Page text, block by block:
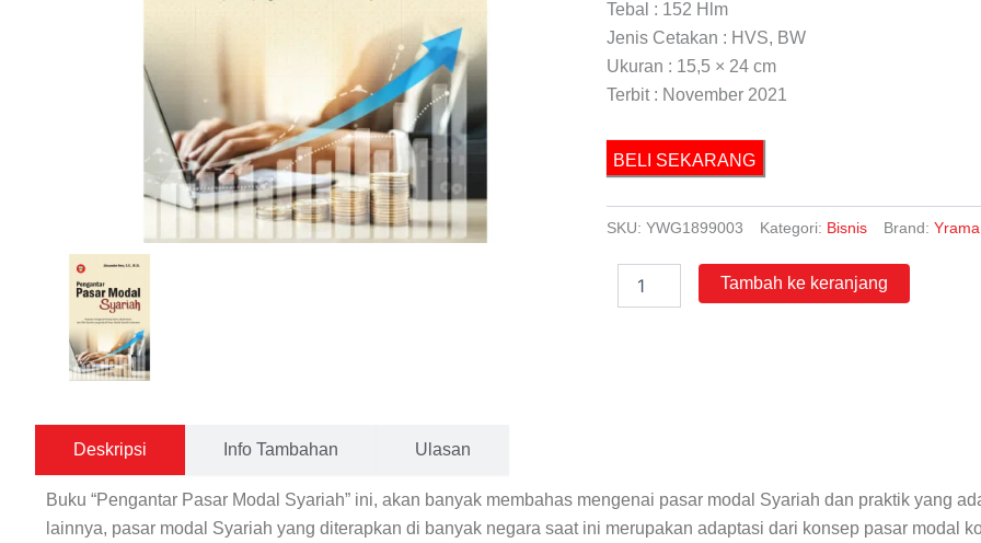
Tebal : 152 Hlm
Jenis Cetakan : HVS, BW
Ukuran : 15,5 × 24 cm
Terbit : November 2021
BELI SEKARANG
SKU: YWG1899003 Kategori: Bisnis Brand:
Pengantar
Tambah ke keranjang
Deskripsi Info Tambahan Ulasan
Buku “Pengantar Pasar Modal Syariah” ini, akan banyak membahas mengenai pasar modal Syariah dan praktik yang
lainnya, pasar modal Syariah yang diterapkan di banyak negara saat ini merupakan adaptasi dari konsep pasar modal